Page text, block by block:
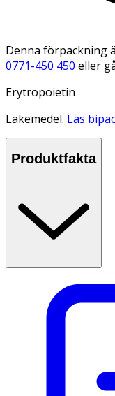
Denna förpackning
0771-450 450 eller
Erytropoietin
Läkemedel. Läs
Produktfakta